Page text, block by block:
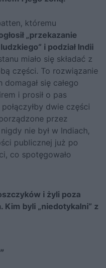
któremu
„przekazanie
i podział Indii
miało się składać z
części. To rozwiązanie
się całego
i prosił o pas
dwie części
przez
nie był w Indiach,
publicznej już po
co spotęgowało
i żyli poza
Kim byli „niedotykalni” z